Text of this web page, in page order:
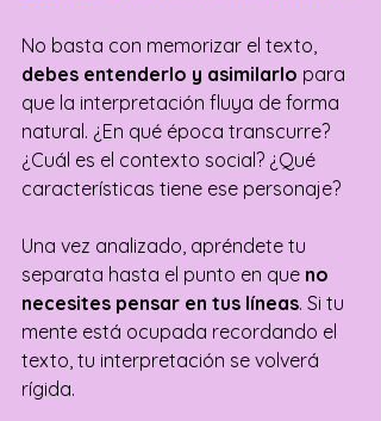
No basta con memorizar el texto,
debes entenderlo y asimilarlo para
que la interpretación fluya de forma
natural. ¿En qué época transcurre?
¿Cuál es el contexto social? ¿Qué
características tiene ese personaje?
Una vez analizado, apréndete tu
separata hasta el punto en que no
necesites pensar en tus líneas. Si tu
mente está ocupada recordando el
texto, tu interpretación se volverá
rígida.